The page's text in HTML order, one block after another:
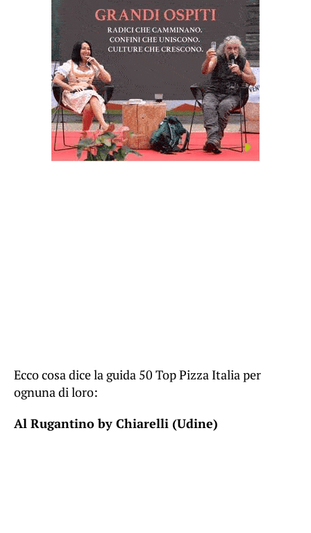
Ecco cosa dice la guida 50 Top Pizza Italia per
ognuna di loro:
Al Rugantino by Chiarelli (Udine)